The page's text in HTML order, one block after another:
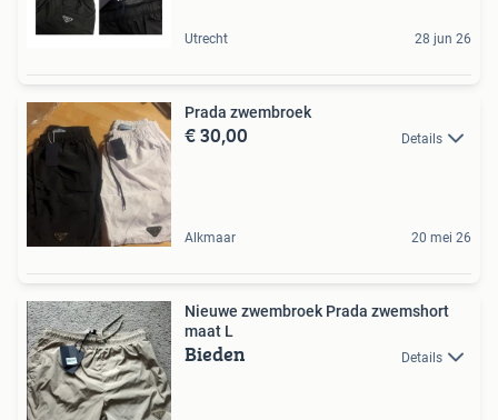
Utrecht 28 jun 26
Prada zwembroek
€ 30,00 Details
Alkmaar 20 mei 26
Nieuwe zwembroek Prada zwemshort
maat L
Bieden Details